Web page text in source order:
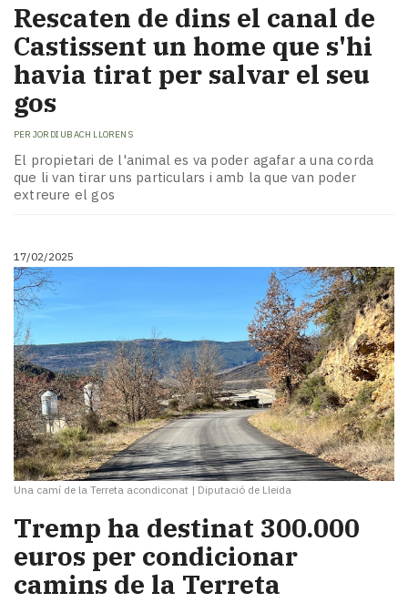
Rescaten de dins el canal de
Castissent un home que s'hi
havia tirat per salvar el seu
gos
PER JORDI UBACH LLORENS
El propietari de l'animal es va poder agafar a una corda
que li van tirar uns particulars i amb la que van poder
extreure el gos
17/02/2025
Una camí de la Terreta acondiconat | Diputació de Lleida
Tremp ha destinat 300.000
euros per condicionar
camins de la Terreta